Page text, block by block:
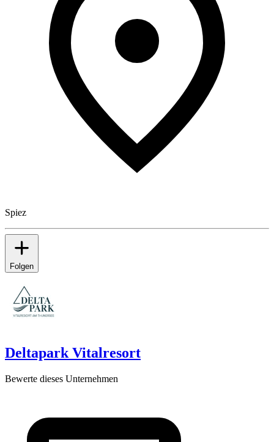
Spiez
Folgen
Deltapark Vitalresort
Bewerte dieses Unternehmen